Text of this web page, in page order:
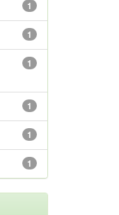
1
1
1
1
1
1